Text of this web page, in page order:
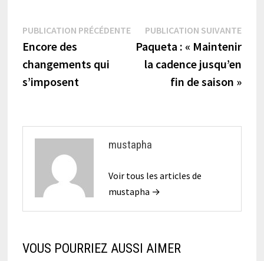
Navigation
de
l’article
PUBLICATION PRÉCÉDENTEPublication
précédente :
Encore des
changements qui
s’imposent
PUBLICATION SUIVANTE
Paqueta : « Maintenir
la cadence jusqu’en
fin de saison »
mustapha
Voir tous les articles de
mustapha →
VOUS POURRIEZ AUSSI AIMER